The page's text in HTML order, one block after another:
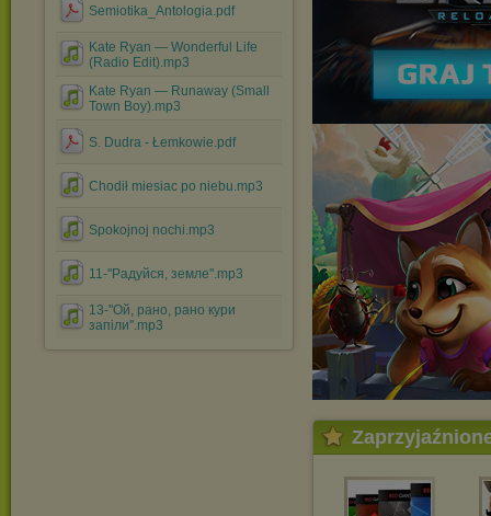
Semiotika_Antologia.pdf
Kate Ryan — Wonderful Life
(Radio Edit).mp3
Kate Ryan — Runaway (Small
Town Boy).mp3
S. Dudra - Łemkowie.pdf
Chodił miesiac po niebu.mp3
Spokojnoj nochi.mp3
11-''Радуйся, земле''.mp3
13-''Ой, рано, рано кури
запiли''.mp3